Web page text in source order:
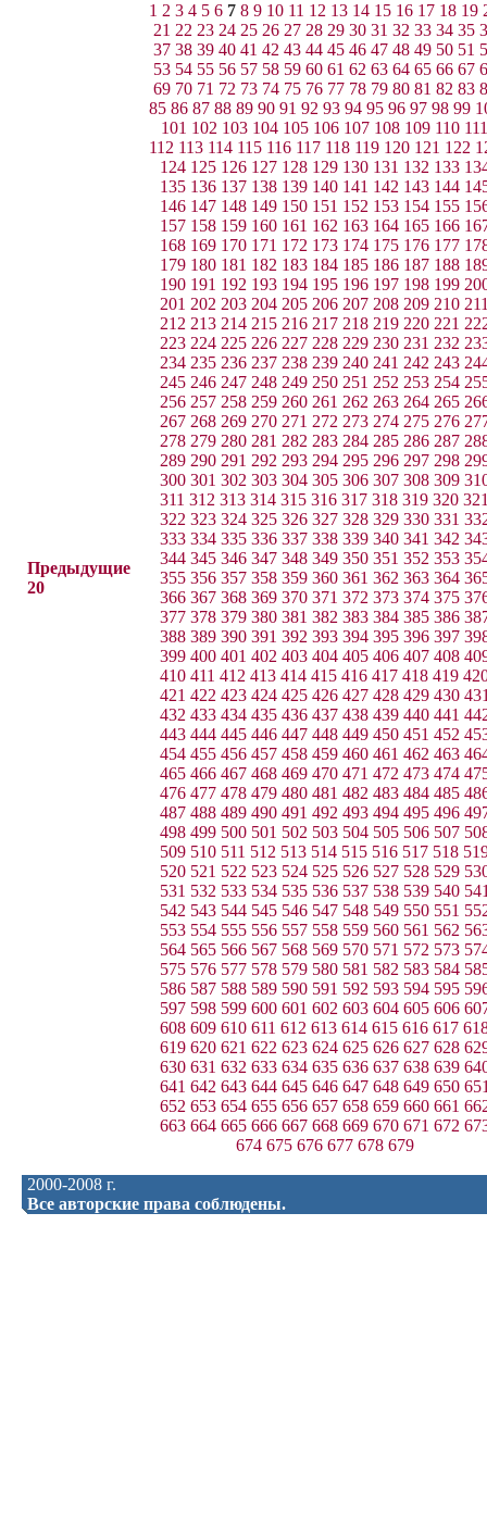
Предыдущие
20
1 2 3 4 5 6 7 8 9 10 11 12 13 14 15 16 17 18 19
21 22 23 24 25 26 27 28 29 30 31 32 33 34 35
37 38 39 40 41 42 43 44 45 46 47 48 49 50 51
53 54 55 56 57 58 59 60 61 62 63 64 65 66 67
69 70 71 72 73 74 75 76 77 78 79 80 81 82 83
85 86 87 88 89 90 91 92 93 94 95 96 97 98 99
101 102 103 104 105 106 107 108 109 110 111
112 113 114 115 116 117 118 119 120 121 122
124 125 126 127 128 129 130 131 132 133
135 136 137 138 139 140 141 142 143 144
146 147 148 149 150 151 152 153 154 155
157 158 159 160 161 162 163 164 165 166
168 169 170 171 172 173 174 175 176 177
179 180 181 182 183 184 185 186 187 188
190 191 192 193 194 195 196 197 198 199
201 202 203 204 205 206 207 208 209 210
212 213 214 215 216 217 218 219 220 221
223 224 225 226 227 228 229 230 231 232
234 235 236 237 238 239 240 241 242 243
245 246 247 248 249 250 251 252 253 254
256 257 258 259 260 261 262 263 264 265
267 268 269 270 271 272 273 274 275 276
278 279 280 281 282 283 284 285 286 287
289 290 291 292 293 294 295 296 297 298
300 301 302 303 304 305 306 307 308 309
311 312 313 314 315 316 317 318 319 320
322 323 324 325 326 327 328 329 330 331
333 334 335 336 337 338 339 340 341 342
344 345 346 347 348 349 350 351 352 353
355 356 357 358 359 360 361 362 363 364
366 367 368 369 370 371 372 373 374 375
377 378 379 380 381 382 383 384 385 386
388 389 390 391 392 393 394 395 396 397
399 400 401 402 403 404 405 406 407 408
410 411 412 413 414 415 416 417 418 419
421 422 423 424 425 426 427 428 429 430
432 433 434 435 436 437 438 439 440 441
443 444 445 446 447 448 449 450 451 452
454 455 456 457 458 459 460 461 462 463
465 466 467 468 469 470 471 472 473 474
476 477 478 479 480 481 482 483 484 485
487 488 489 490 491 492 493 494 495 496
498 499 500 501 502 503 504 505 506 507
509 510 511 512 513 514 515 516 517 518
520 521 522 523 524 525 526 527 528 529
531 532 533 534 535 536 537 538 539 540
542 543 544 545 546 547 548 549 550 551
553 554 555 556 557 558 559 560 561 562
564 565 566 567 568 569 570 571 572 573
575 576 577 578 579 580 581 582 583 584
586 587 588 589 590 591 592 593 594 595
597 598 599 600 601 602 603 604 605 606
608 609 610 611 612 613 614 615 616 617
619 620 621 622 623 624 625 626 627 628
630 631 632 633 634 635 636 637 638 639
641 642 643 644 645 646 647 648 649 650
652 653 654 655 656 657 658 659 660 661
663 664 665 666 667 668 669 670 671 672
674 675 676 677 678 679
2000-2008 г.
Все авторские права соблюдены.